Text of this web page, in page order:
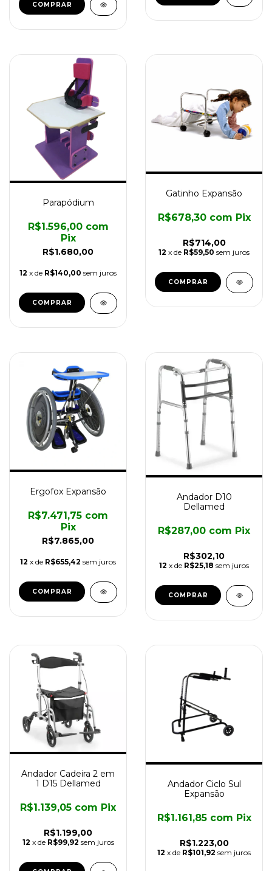
COMPRAR
Parapódium
R$1.680,00
R$1.596,00 com
Pix
12 x de R$140,00 sem juros
COMPRAR
Gatinho Expansão
R$714,00
R$678,30 com Pix
12 x de R$59,50 sem juros
COMPRAR
Ergofox Expansão
R$7.865,00
R$7.471,75 com
Pix
12 x de R$655,42 sem juros
Andador D10
Dellamed
R$302,10
R$287,00 com Pix
12 x de R$25,18 sem juros
Andador Cadeira 2 em
1 D15 Dellamed
R$1.199,00
R$1.139,05 com Pix
12 x de R$99,92 sem juros
Andador Ciclo Sul
Expansão
R$1.223,00
R$1.161,85 com Pix
12 x de R$101,92 sem juros